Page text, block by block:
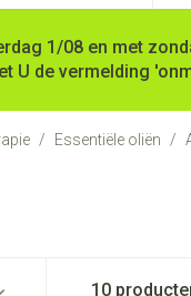
1/08 en met
U de vermelding
/ Essentiële oliën /
10